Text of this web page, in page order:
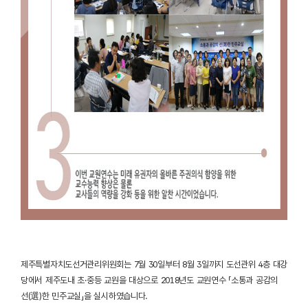
제주특별자치도선거관리위원회는 7월 30일부터 8월 3일까지 도선관위 4층 대강
당에서 제주도내 초·중등 교원을 대상으로 2018년도 교원연수 「소통과 공감의
선(選)한 민주교실」을 실시하였습니다.